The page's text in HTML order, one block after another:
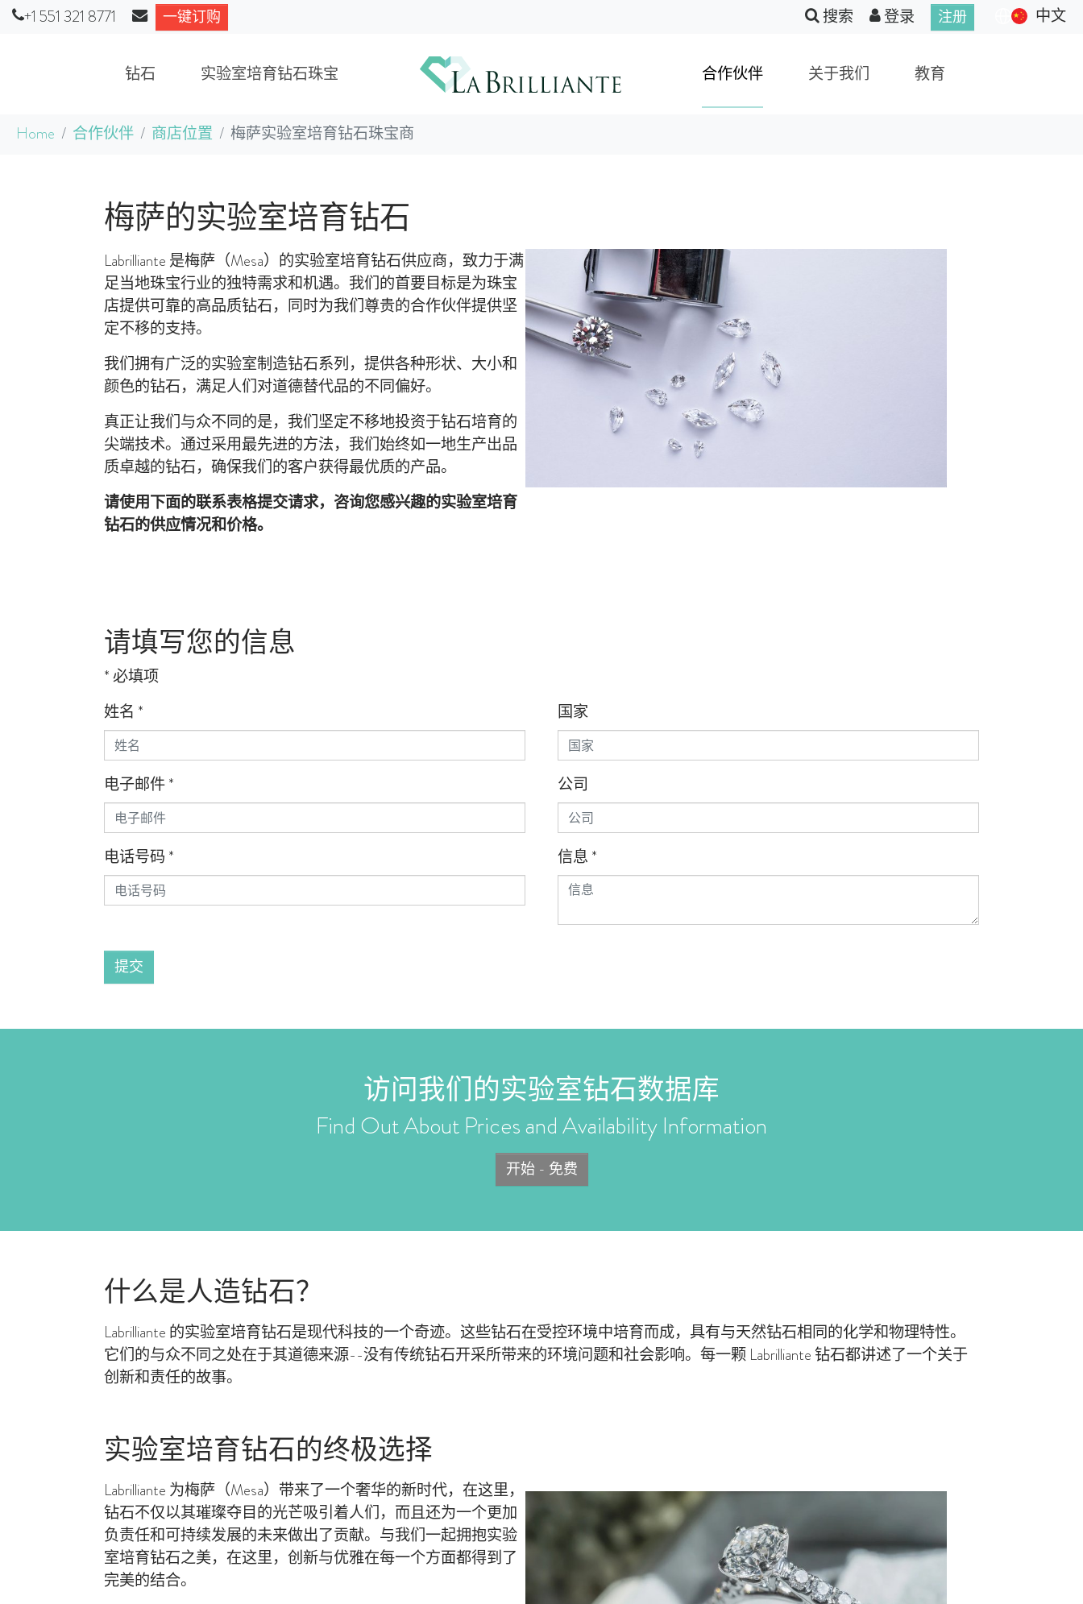
跳到主要内容
+1 551 321 8771 一键订购 搜索 登录 注册 中文
钻石 实验室培育钻石珠宝 合作伙伴 关于我们 教育
当前位置：
Home 合作伙伴 商店位置 梅萨实验室培育钻石珠宝商
梅萨的实验室培育钻石
Labrilliante 是梅萨（Mesa）的实验室培育钻石供应商，致力于满
足当地珠宝行业的独特需求和机遇。我们的首要目标是为珠宝
店提供可靠的高品质钻石，同时为我们尊贵的合作伙伴提供坚
定不移的支持。
我们拥有广泛的实验室制造钻石系列，提供各种形状、大小和
颜色的钻石，满足人们对道德替代品的不同偏好。
真正让我们与众不同的是，我们坚定不移地投资于钻石培育的
尖端技术。通过采用最先进的方法，我们始终如一地生产出品
质卓越的钻石，确保我们的客户获得最优质的产品。
请使用下面的联系表格提交请求，咨询您感兴趣的实验室培育
钻石的供应情况和价格。
请填写您的信息
* 必填项
姓名 *
电子邮件*
电话号码 *
国家
公司
信息 *
提交
访问我们的实验室钻石数据库
Find Out About Prices and Availability Information
开始 - 免费
什么是人造钻石？
Labrilliante 的实验室培育钻石是现代科技的一个奇迹。这些钻石在受控环境中培育而成，具有与天然钻石相同的化学和物理特性。
它们的与众不同之处在于其道德来源--没有传统钻石开采所带来的环境问题和社会影响。每一颗 Labrilliante 钻石都讲述了一个关于
创新和责任的故事。
实验室培育钻石的终极选择
Labrilliante 为梅萨（Mesa）带来了一个奢华的新时代，在这里，
钻石不仅以其璀璨夺目的光芒吸引着人们，而且还为一个更加
负责任和可持续发展的未来做出了贡献。与我们一起拥抱实验
室培育钻石之美，在这里，创新与优雅在每一个方面都得到了
完美的结合。